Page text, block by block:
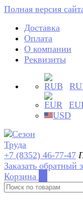
Полная версия
Доставка
Оплата
О компании
Реквизиты
USD
+7 (8352) 46-77-47
Заказать обратный
Корзина